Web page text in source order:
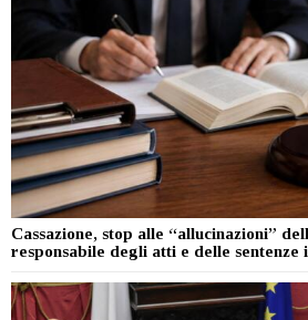
Cassazione, stop alle “allucinazioni”
responsabile degli atti e delle sentenze